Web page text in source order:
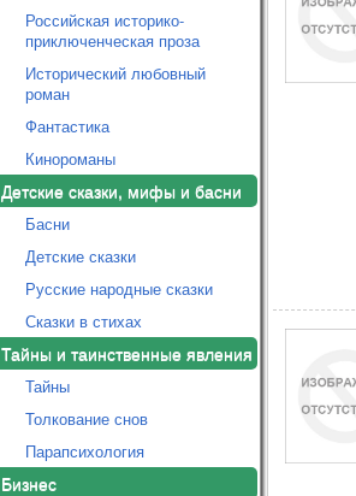
Российская историко-
приключенческая проза
Исторический любовный
роман
Фантастика
Кинороманы
Детские сказки, мифы и басни
Басни
Детские сказки
Русские народные сказки
Сказки в стихах
Тайны и таинственные явления
Тайны
Толкование снов
Парапсихология
Бизнес